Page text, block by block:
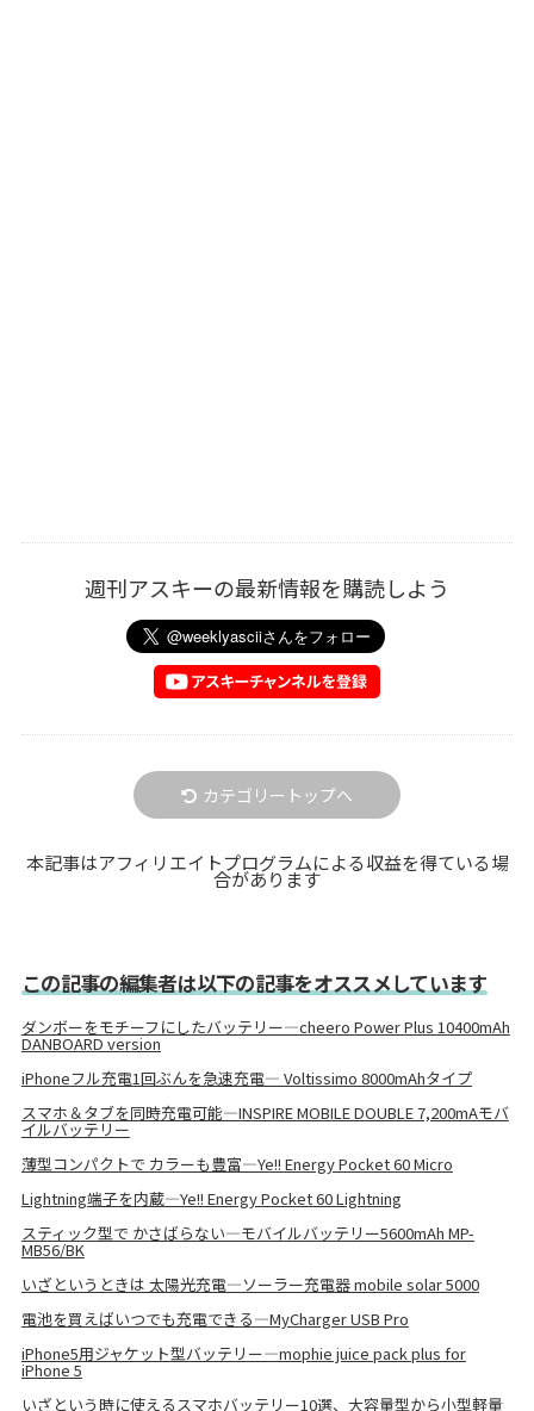
週刊アスキーの最新情報を購読しよう
カテゴリートップへ
本記事はアフィリエイトプログラムによる収益を得ている場
合があります
この記事の編集者は以下の記事をオススメしています
ダンボーをモチーフにしたバッテリー―cheero Power Plus 10400mAh
DANBOARD version
iPhoneフル充電1回ぶんを急速充電― Voltissimo 8000mAhタイプ
スマホ＆タブを同時充電可能―INSPIRE MOBILE DOUBLE 7,200mAモバ
イルバッテリー
薄型コンパクトで カラーも豊富―Ye!! Energy Pocket 60 Micro
Lightning端子を内蔵―Ye!! Energy Pocket 60 Lightning
スティック型で かさばらない―モバイルバッテリー5600mAh MP-
MB56/BK
いざというときは 太陽光充電―ソーラー充電器 mobile solar 5000
電池を買えばいつでも充電できる―MyCharger USB Pro
iPhone5用ジャケット型バッテリー―mophie juice pack plus for
iPhone 5
いざという時に使えるスマホバッテリー10選、大容量型から小型軽量